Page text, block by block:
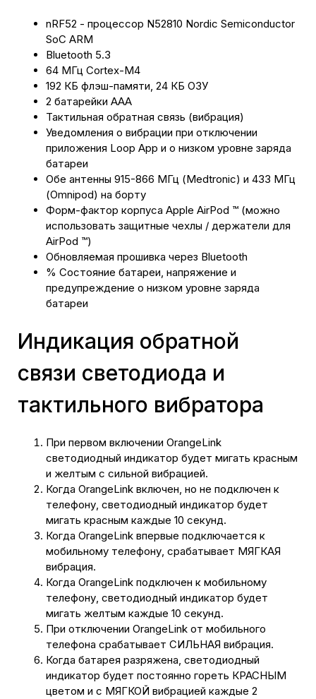
nRF52 - процессор N52810 Nordic Semiconductor
SoC ARM
Bluetooth 5.3
64 МГц Cortex-M4
192 КБ флэш-памяти, 24 КБ ОЗУ
2 батарейки AAA
Тактильная обратная связь (вибрация)
Уведомления о вибрации при отключении
приложения Loop App и о низком уровне заряда
батареи
Обе антенны 915-866 МГц (Medtronic) и 433 МГц
(Omnipod) на борту
Форм-фактор корпуса Apple AirPod ™ (можно
использовать защитные чехлы / держатели для
AirPod ™)
Обновляемая прошивка через Bluetooth
% Состояние батареи, напряжение и
предупреждение о низком уровне заряда
батареи
Индикация обратной
связи светодиода и
тактильного вибратора
При первом включении OrangeLink
светодиодный индикатор будет мигать красным
и желтым с сильной вибрацией.
Когда OrangeLink включен, но не подключен к
телефону, светодиодный индикатор будет
мигать красным каждые 10 секунд.
Когда OrangeLink впервые подключается к
мобильному телефону, срабатывает МЯГКАЯ
вибрация.
Когда OrangeLink подключен к мобильному
телефону, светодиодный индикатор будет
мигать желтым каждые 10 секунд.
При отключении OrangeLink от мобильного
телефона срабатывает СИЛЬНАЯ вибрация.
Когда батарея разряжена, светодиодный
индикатор будет постоянно гореть КРАСНЫМ
цветом и с МЯГКОЙ вибрацией каждые 2